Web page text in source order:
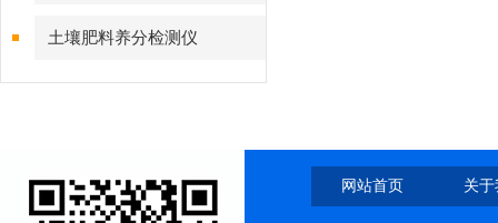
土壤肥料养分检测仪
网站首页 关